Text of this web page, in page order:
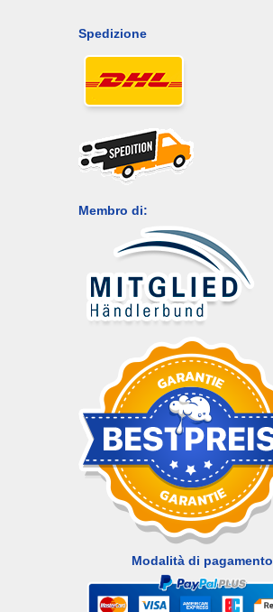
Spedizione
Membro di:
Modalità di pagamento